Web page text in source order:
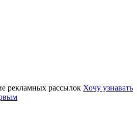
рекламных рассылок Хочу узнавать